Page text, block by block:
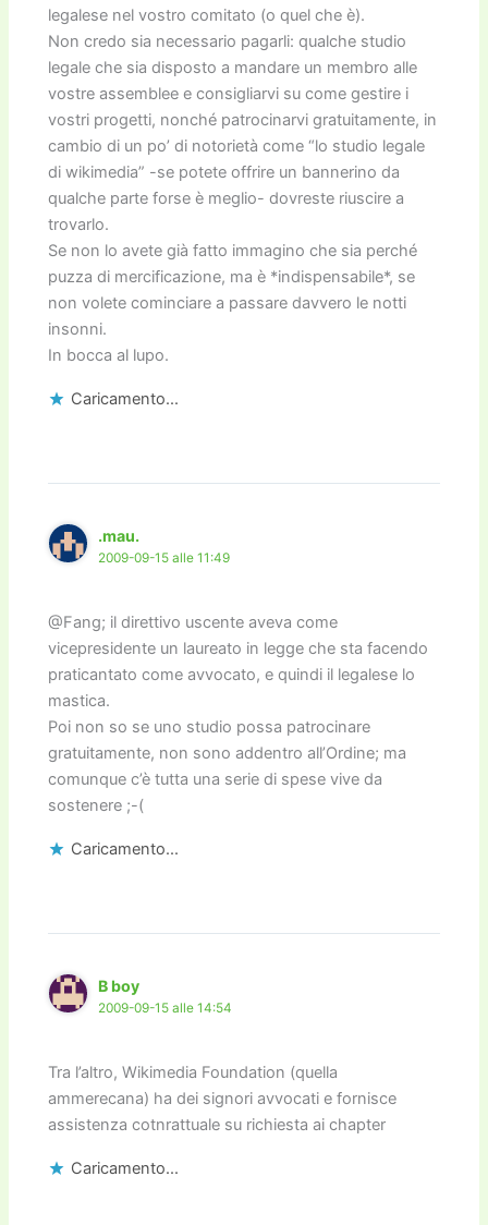
legalese nel vostro comitato (o quel che è).
Non credo sia necessario pagarli: qualche studio
legale che sia disposto a mandare un membro alle
vostre assemblee e consigliarvi su come gestire i
vostri progetti, nonché patrocinarvi gratuitamente, in
cambio di un po’ di notorietà come “lo studio legale
di wikimedia” -se potete offrire un bannerino da
qualche parte forse è meglio- dovreste riuscire a
trovarlo.
Se non lo avete già fatto immagino che sia perché
puzza di mercificazione, ma è *indispensabile*, se
non volete cominciare a passare davvero le notti
insonni.
In bocca al lupo.
Caricamento...
.mau.
2009-09-15 alle 11:49
@Fang; il direttivo uscente aveva come
vicepresidente un laureato in legge che sta facendo
praticantato come avvocato, e quindi il legalese lo
mastica.
Poi non so se uno studio possa patrocinare
gratuitamente, non sono addentro all’Ordine; ma
comunque c’è tutta una serie di spese vive da
sostenere ;-(
Caricamento...
B boy
2009-09-15 alle 14:54
Tra l’altro, Wikimedia Foundation (quella
ammerecana) ha dei signori avvocati e fornisce
assistenza cotnrattuale su richiesta ai chapter
Caricamento...